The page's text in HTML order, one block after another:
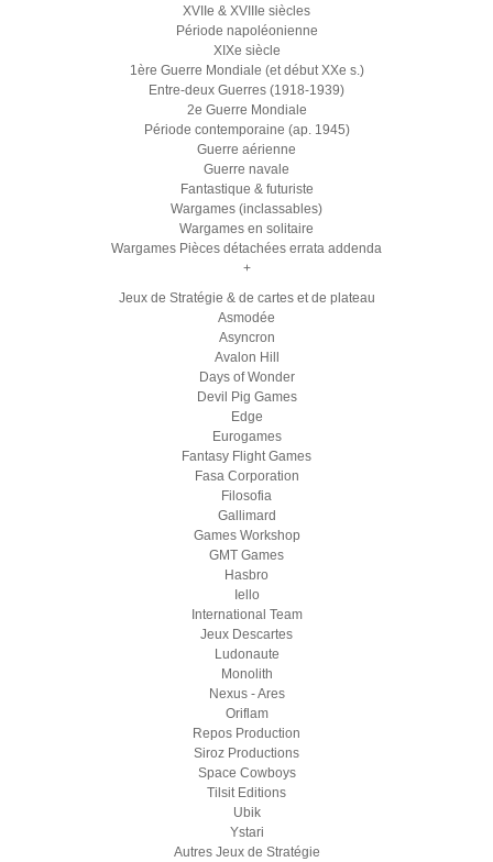
XVIIe & XVIIIe siècles
Période napoléonienne
XIXe siècle
1ère Guerre Mondiale (et début XXe s.)
Entre-deux Guerres (1918-1939)
2e Guerre Mondiale
Période contemporaine (ap. 1945)
Guerre aérienne
Guerre navale
Fantastique & futuriste
Wargames (inclassables)
Wargames en solitaire
Wargames Pièces détachées errata addenda
+
Jeux de Stratégie & de cartes et de plateau
Asmodée
Asyncron
Avalon Hill
Days of Wonder
Devil Pig Games
Edge
Eurogames
Fantasy Flight Games
Fasa Corporation
Filosofia
Gallimard
Games Workshop
GMT Games
Hasbro
Iello
International Team
Jeux Descartes
Ludonaute
Monolith
Nexus - Ares
Oriflam
Repos Production
Siroz Productions
Space Cowboys
Tilsit Editions
Ubik
Ystari
Autres Jeux de Stratégie